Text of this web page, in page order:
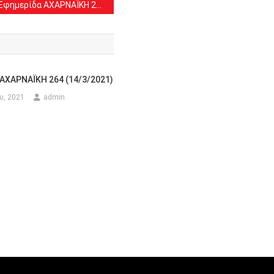
Εφημερίδα ΑΧΑΡΝΑΪΚΗ 228 (13/10/2019)
264 (14/3/2021)
2021 admin